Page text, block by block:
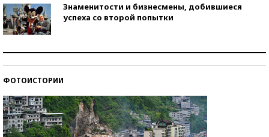
Знаменитости и бизнесмены, добившиеся
успеха со второй попытки
ФОТОИСТОРИИ